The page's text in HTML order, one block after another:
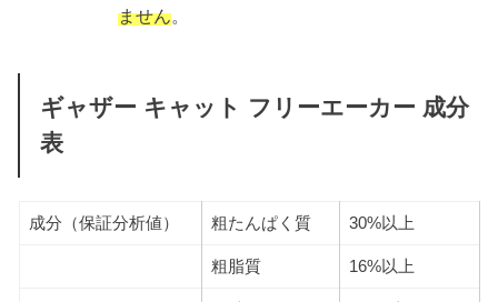
ません。
ギャザー キャット フリーエーカー 成分
表
成分（保証分析値） 粗たんぱく質 30%以上
粗脂質 16%以上